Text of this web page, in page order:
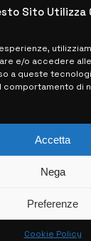
Sito Utilizza
e/o accedere
a queste
di
Accetta
Nega
Preferenze
Cookie Policy
28 MARZO 2024